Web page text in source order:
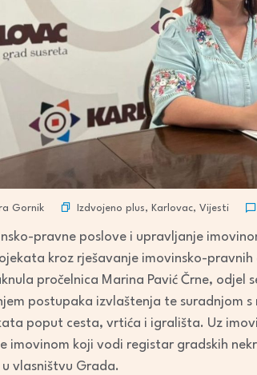
Gornik Izdvojeno plus, Karlovac, Vijesti
pravne poslove i upravljanje
kroz rješavanje imovinsko-
pročelnica Marina Pavić Črne,
postupaka izvlaštenja te suradnjom
poput cesta, vrtića i igrališta. Uz
imovinom koji vodi registar gradskih
vlasništvu Grada.